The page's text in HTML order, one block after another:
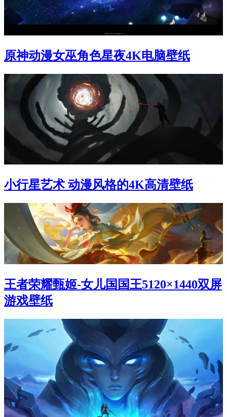
原神动漫女巫角色星夜4K电脑壁纸
小行星艺术 动漫风格的4K高清壁纸
王者荣耀甄姬-女儿国国王5120×1440双屏
游戏壁纸